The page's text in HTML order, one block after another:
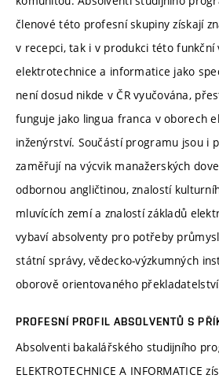
členové této profesní skupiny získají
v recepci, tak i v produkci této funkční
elektrotechnice a informatice jako
není dosud nikde v ČR vyučována,
funguje jako lingua franca v oborech
inženýrství. Součástí programu jsou i
zaměřují na výcvik manažerských
odbornou angličtinou, znalostí
mluvících zemí a znalostí základů
vybaví absolventy pro potřeby
státní správy, vědecko-výzkumných
oborově orientovaného
PROFESNÍ PROFIL ABSOLVENTŮ S
Absolventi bakalářského studijního
ELEKTROTECHNICE A INFORMATICE